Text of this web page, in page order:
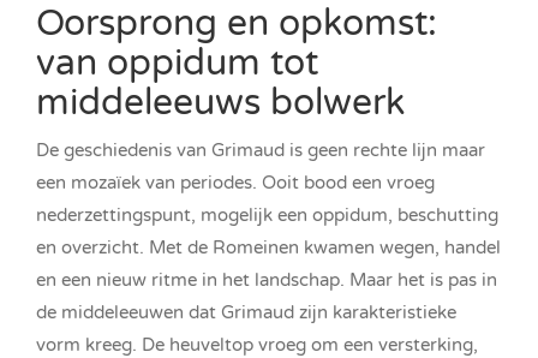
Oorsprong en opkomst:
van oppidum tot
middeleeuws bolwerk
De geschiedenis van Grimaud is geen rechte lijn maar
een mozaïek van periodes. Ooit bood een vroeg
nederzettingspunt, mogelijk een oppidum, beschutting
en overzicht. Met de Romeinen kwamen wegen, handel
en een nieuw ritme in het landschap. Maar het is pas in
de middeleeuwen dat Grimaud zijn karakteristieke
vorm kreeg. De heuveltop vroeg om een versterking,